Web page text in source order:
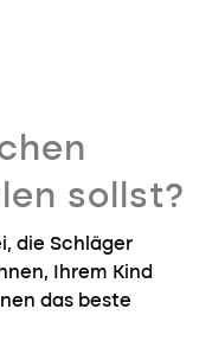
sollst?
die Schläger
Ihrem Kind
das beste